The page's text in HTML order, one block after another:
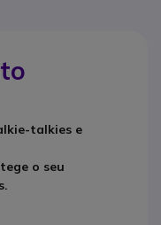
talkies e
o seu